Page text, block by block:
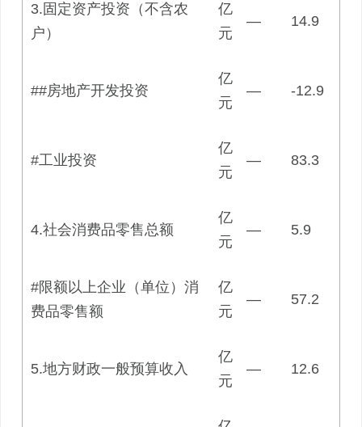
3.固定资产投资（不含农
户）
亿
元
— 14.9
##房地产开发投资
亿
元
— -12.9
#工业投资
亿
元
— 83.3
4.社会消费品零售总额
亿
元
— 5.9
#限额以上企业（单位）消
费品零售额
亿
元
— 57.2
5.地方财政一般预算收入
亿
元
— 12.6